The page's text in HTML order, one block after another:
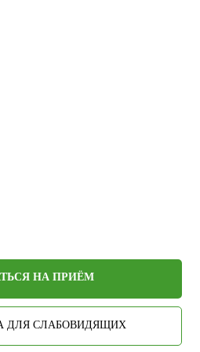
НА ПРИЁМ
ДЛЯ СЛАБОВИДЯЩИХ